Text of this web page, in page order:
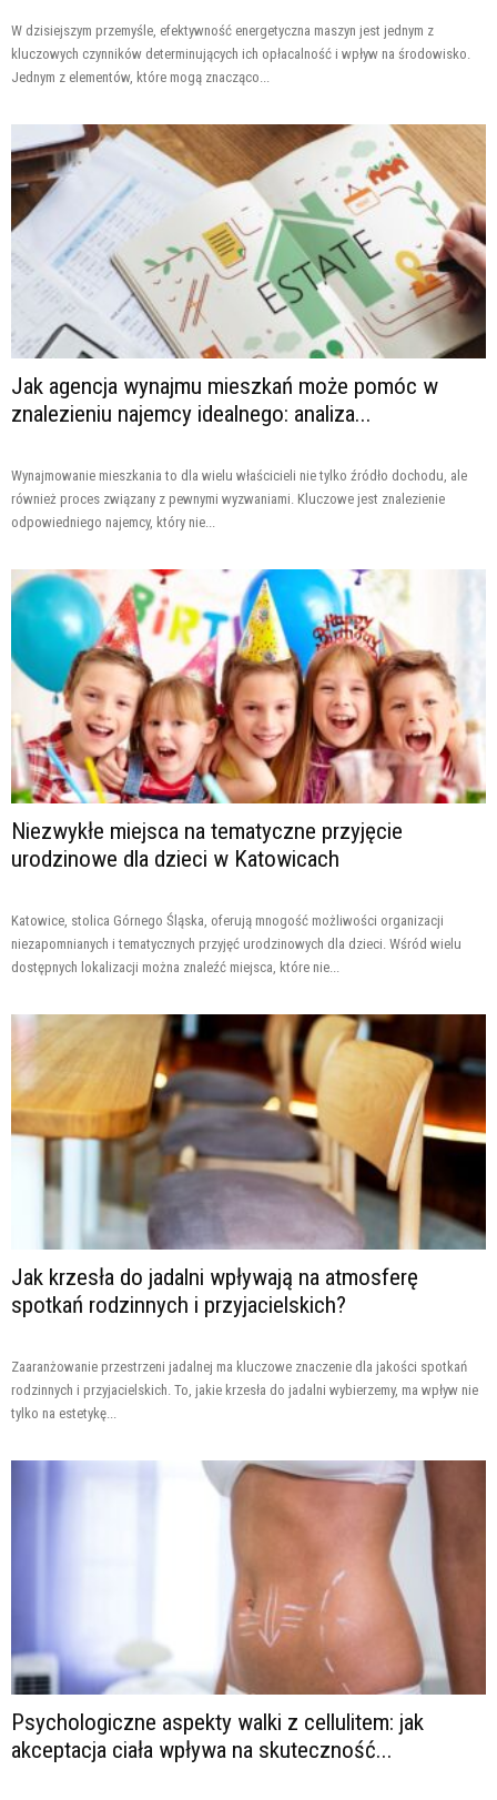
W dzisiejszym przemyśle, efektywność energetyczna maszyn jest jednym z
kluczowych czynników determinujących ich opłacalność i wpływ na środowisko.
Jednym z elementów, które mogą znacząco...
Jak agencja wynajmu mieszkań może pomóc w
znalezieniu najemcy idealnego: analiza...
Wynajmowanie mieszkania to dla wielu właścicieli nie tylko źródło dochodu, ale
również proces związany z pewnymi wyzwaniami. Kluczowe jest znalezienie
odpowiedniego najemcy, który nie...
Niezwykłe miejsca na tematyczne przyjęcie
urodzinowe dla dzieci w Katowicach
Katowice, stolica Górnego Śląska, oferują mnogość możliwości organizacji
niezapomnianych i tematycznych przyjęć urodzinowych dla dzieci. Wśród wielu
dostępnych lokalizacji można znaleźć miejsca, które nie...
Jak krzesła do jadalni wpływają na atmosferę
spotkań rodzinnych i przyjacielskich?
Zaaranżowanie przestrzeni jadalnej ma kluczowe znaczenie dla jakości spotkań
rodzinnych i przyjacielskich. To, jakie krzesła do jadalni wybierzemy, ma wpływ nie
tylko na estetykę...
Psychologiczne aspekty walki z cellulitem: jak
akceptacja ciała wpływa na skuteczność...